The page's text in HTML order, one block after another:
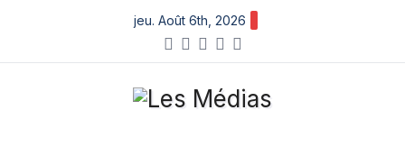
content
jeu. Août 6th, 2026